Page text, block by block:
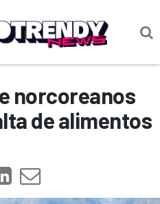
norcoreanos
de alimentos